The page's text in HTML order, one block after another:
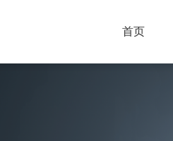
首页